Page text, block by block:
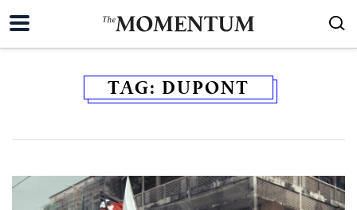
TAG: DUPONT